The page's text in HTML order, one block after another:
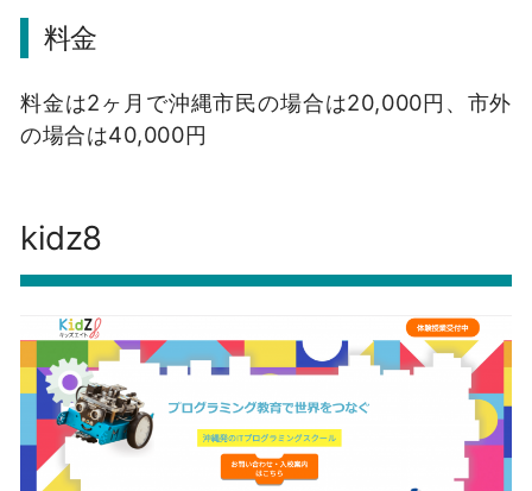
料金
料金は2ヶ月で沖縄市民の場合は20,000円、市外
の場合は40,000円
kidz8